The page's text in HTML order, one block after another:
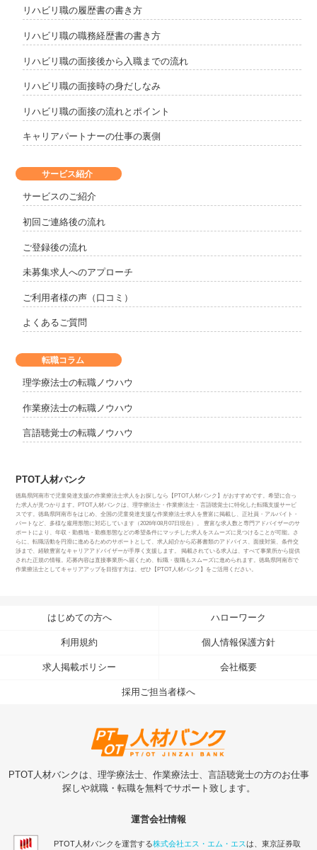
サービス紹介
サービスのご紹介
初回ご連絡後の流れ
ご登録後の流れ
未募集求人へのアプローチ
ご利用者様の声（口コミ）
よくあるご質問
リハビリ職の履歴書の書き方
リハビリ職の職務経歴書の書き方
リハビリ職の面接後から入職までの流れ
リハビリ職の面接時の身だしなみ
リハビリ職の面接の流れとポイント
キャリアパートナーの仕事の裏側
転職コラム
理学療法士の転職ノウハウ
作業療法士の転職ノウハウ
言語聴覚士の転職ノウハウ
PTOT人材バンク
徳島県阿南市で児童発達支援の作業療法士求人をお探しなら【PTOT人材バンク】がおすすめです。希望に合っ
た求人が見つかります。PTOT人材バンクは、理学療法士・作業療法士・言語聴覚士に特化した転職支援サービ
スです。徳島県阿南市をはじめ、全国の児童発達支援な作業療法士求人を豊富に掲載し、正社員・アルバイト・
パートなど、多様な雇用形態に対応しています（2026年08月07日現在）。 豊富な求人数と専門アドバイザーのサ
ポートにより、年収・勤務地・勤務形態などの希望条件にマッチした求人をスムーズに見つけることが可能。さ
らに、転職活動を円滑に進めるためのサポートとして、求人紹介から応募書類のアドバイス、面接対策、条件交
渉まで、経験豊富なキャリアアドバイザーが手厚く支援します。 掲載されている求人は、すべて事業所から提供
された正規の情報。応募内容は直接事業所へ届くため、転職・復職もスムーズに進められます。徳島県阿南市で
作業療法士としてキャリアアップを目指す方は、ぜひ【PTOT人材バンク】をご活用ください。
はじめての方へ ハローワーク
利用規約 個人情報保護方針
求人掲載ポリシー 会社概要
採用ご担当者様へ
PTOT人材バンクは、理学療法士、作業療法士、言語聴覚士の方のお仕事
探しや就職・転職を無料でサポート致します。
運営会社情報
PTOT人材バンクを運営する株式会社エス・エム・エスは、東京証券取